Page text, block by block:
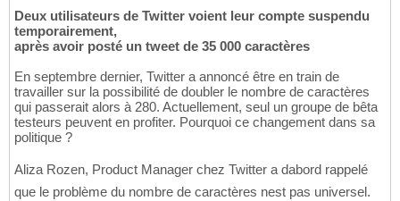
Deux utilisateurs de Twitter voient leur compte suspendu
temporairement,
après avoir posté un tweet de 35 000 caractères
En septembre dernier, Twitter a annoncé être en train de
travailler sur la possibilité de doubler le nombre de caractères
qui passerait alors à 280. Actuellement, seul un groupe de bêta
testeurs peuvent en profiter. Pourquoi ce changement dans sa
politique ?
Aliza Rozen, Product Manager chez Twitter a dabord rappelé
que le problème du nombre de caractères nest pas universel.